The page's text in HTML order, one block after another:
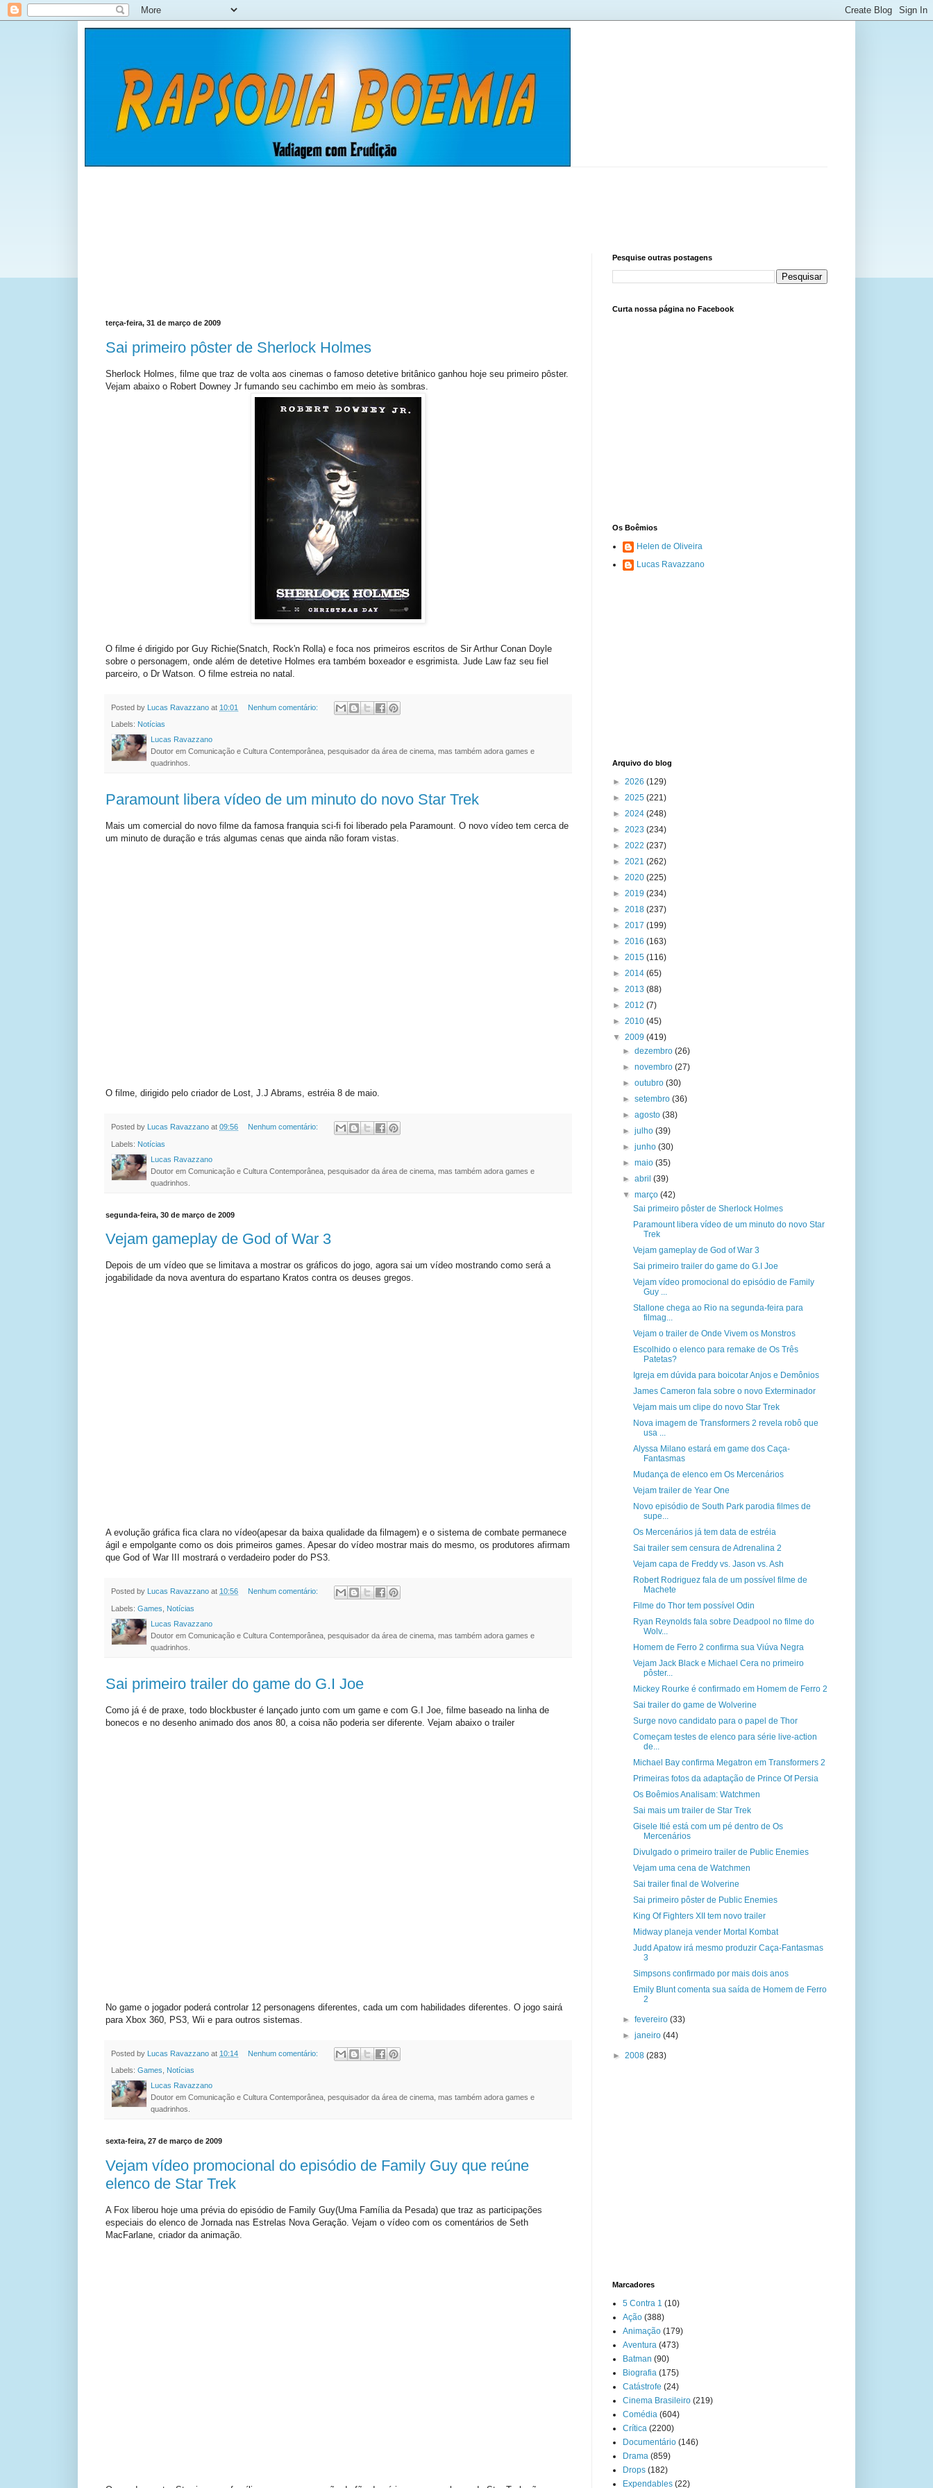
terça-feira, 31 de março de 2009
Sai primeiro pôster de Sherlock Holmes
Sherlock Holmes, filme que traz de volta aos cinemas o famoso detetive britânico ganhou hoje seu primeiro pôster.
Vejam abaixo o Robert Downey Jr fumando seu cachimbo em meio às sombras.
O filme é dirigido por Guy Richie(Snatch, Rock'n Rolla) e foca nos primeiros escritos de Sir Arthur Conan Doyle
sobre o personagem, onde além de detetive Holmes era também boxeador e esgrimista. Jude Law faz seu fiel
parceiro, o Dr Watson. O filme estreia no natal.
Posted by Lucas Ravazzano at 10:01 Nenhum comentário:
Labels: Notícias
Lucas Ravazzano
Doutor em Comunicação e Cultura Contemporânea, pesquisador da área de cinema, mas também adora games e
quadrinhos.
Paramount libera vídeo de um minuto do novo Star Trek
Mais um comercial do novo filme da famosa franquia sci-fi foi liberado pela Paramount. O novo vídeo tem cerca de
um minuto de duração e trás algumas cenas que ainda não foram vistas.
O filme, dirigido pelo criador de Lost, J.J Abrams, estréia 8 de maio.
Posted by Lucas Ravazzano at 09:56 Nenhum comentário:
Labels: Notícias
Lucas Ravazzano
Doutor em Comunicação e Cultura Contemporânea, pesquisador da área de cinema, mas também adora games e
quadrinhos.
segunda-feira, 30 de março de 2009
Vejam gameplay de God of War 3
Depois de um vídeo que se limitava a mostrar os gráficos do jogo, agora sai um vídeo mostrando como será a
jogabilidade da nova aventura do espartano Kratos contra os deuses gregos.
A evolução gráfica fica clara no vídeo(apesar da baixa qualidade da filmagem) e o sistema de combate permanece
ágil e empolgante como os dois primeiros games. Apesar do vídeo mostrar mais do mesmo, os produtores afirmam
que God of War III mostrará o verdadeiro poder do PS3.
Posted by Lucas Ravazzano at 10:56 Nenhum comentário:
Labels: Games
Notícias
Lucas Ravazzano
Doutor em Comunicação e Cultura Contemporânea, pesquisador da área de cinema, mas também adora games e
quadrinhos.
Sai primeiro trailer do game do G.I Joe
Como já é de praxe, todo blockbuster é lançado junto com um game e com G.I Joe, filme baseado na linha de
bonecos e no desenho animado dos anos 80, a coisa não poderia ser diferente. Vejam abaixo o trailer
No game o jogador poderá controlar 12 personagens diferentes, cada um com habilidades diferentes. O jogo sairá
para Xbox 360, PS3, Wii e para outros sistemas.
Posted by Lucas Ravazzano at 10:14 Nenhum comentário:
Labels: Games
Notícias
Lucas Ravazzano
Doutor em Comunicação e Cultura Contemporânea, pesquisador da área de cinema, mas também adora games e
quadrinhos.
sexta-feira, 27 de março de 2009
Vejam vídeo promocional do episódio de Family Guy que reúne
elenco de Star Trek
A Fox liberou hoje uma prévia do episódio de Family Guy(Uma Família da Pesada) que traz as participações
especiais do elenco de Jornada nas Estrelas Nova Geração. Vejam o vídeo com os comentários de Seth
MacFarlane, criador da animação.
Pesquise outras postagens
Curta nossa página no Facebook
Os Boêmios
Helen de Oliveira
Lucas Ravazzano
Arquivo do blog
► 2026 (129)
► 2025 (221)
► 2024 (248)
► 2023 (234)
► 2022 (237)
► 2021 (262)
► 2020 (225)
► 2019 (234)
► 2018 (237)
► 2017 (199)
► 2016 (163)
► 2015 (116)
► 2014 (65)
► 2013 (88)
► 2012 (7)
► 2010 (45)
▼ 2009 (419)
►dezembro(26)
►novembro(27)
►outubro(30)
►setembro(36)
►agosto(38)
►julho(39)
►junho(30)
►maio(35)
►abril(39)
▼março(42)
Sai primeiro pôster de Sherlock Holmes
Paramount libera vídeo de um minuto do novo Star
Trek
Vejam gameplay de God of War 3
Sai primeiro trailer do game do G.I Joe
Vejam vídeo promocional do episódio de Family
Guy ...
Stallone chega ao Rio na segunda-feira para
filmag...
Vejam o trailer de Onde Vivem os Monstros
Escolhido o elenco para remake de Os Três
Patetas?
Igreja em dúvida para boicotar Anjos e Demônios
James Cameron fala sobre o novo Exterminador
Vejam mais um clipe do novo Star Trek
Nova imagem de Transformers 2 revela robô que
usa ...
Alyssa Milano estará em game dos Caça-
Fantasmas
Mudança de elenco em Os Mercenários
Vejam trailer de Year One
Novo episódio de South Park parodia filmes de
supe...
Os Mercenários já tem data de estréia
Sai trailer sem censura de Adrenalina 2
Vejam capa de Freddy vs. Jason vs. Ash
Robert Rodriguez fala de um possível filme de
Machete
Filme do Thor tem possível Odin
Ryan Reynolds fala sobre Deadpool no filme do
Wolv...
Homem de Ferro 2 confirma sua Viúva Negra
Vejam Jack Black e Michael Cera no primeiro
pôster...
Mickey Rourke é confirmado em Homem de Ferro 2
Sai trailer do game de Wolverine
Surge novo candidato para o papel de Thor
Começam testes de elenco para série live-action
de...
Michael Bay confirma Megatron em Transformers 2
Primeiras fotos da adaptação de Prince Of Persia
Os Boêmios Analisam: Watchmen
Sai mais um trailer de Star Trek
Gisele Itié está com um pé dentro de Os
Mercenários
Divulgado o primeiro trailer de Public Enemies
Vejam uma cena de Watchmen
Sai trailer final de Wolverine
Sai primeiro pôster de Public Enemies
King Of Fighters XII tem novo trailer
Midway planeja vender Mortal Kombat
Judd Apatow irá mesmo produzir Caça-Fantasmas
3
Simpsons confirmado por mais dois anos
Emily Blunt comenta sua saída de Homem de Ferro
2
►fevereiro(33)
►janeiro(44)
► 2008 (283)
Marcadores
5 Contra 1 (10)
Ação (388)
Animação (179)
Aventura (473)
Batman (90)
Biografia (175)
Catástrofe (24)
Cinema Brasileiro (219)
Comédia (604)
Crítica (2200)
Documentário (146)
Drama (859)
Drops (182)
Expendables (22)